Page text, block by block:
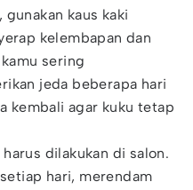
kaus kaki
kelembapan dan
sering
jeda beberapa hari
kembali agar kuku tetap
dilakukan di salon.
hari, merendam